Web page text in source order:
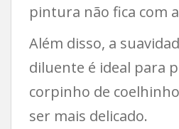
pintura não fica com
Além disso, a
diluente é ideal para
corpinho de
ser mais delicado.